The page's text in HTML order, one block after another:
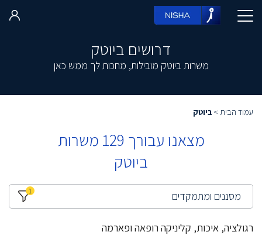
דרושים ביוטק
משרות ביוטק מובילות, מחכות לך ממש כאן
עמוד הבית > ביוטק
מצאנו עבורך 129 משרות
ביוטק
מסננים ומתמקדים 1
רגולציה, איכות, קליניקה רופאה ופארמה